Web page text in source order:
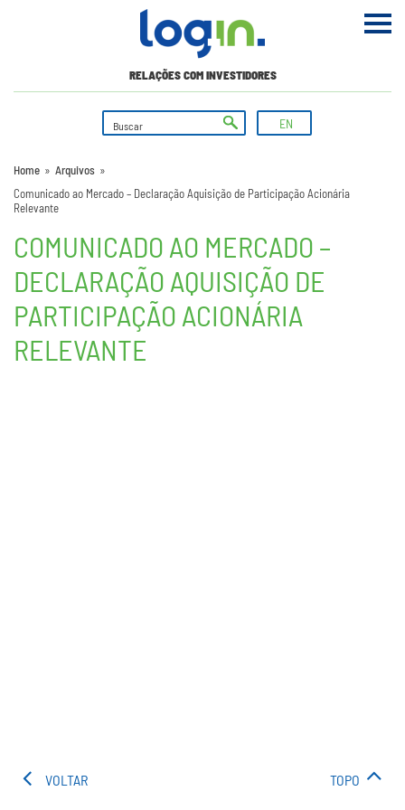
RELAÇÕES COM INVESTIDORES
EN
Home » Arquivos »
Comunicado ao Mercado – Declaração Aquisição de Participação Acionária
Relevante
COMUNICADO AO MERCADO –
DECLARAÇÃO AQUISIÇÃO DE
PARTICIPAÇÃO ACIONÁRIA
RELEVANTE
VOLTAR TOPO